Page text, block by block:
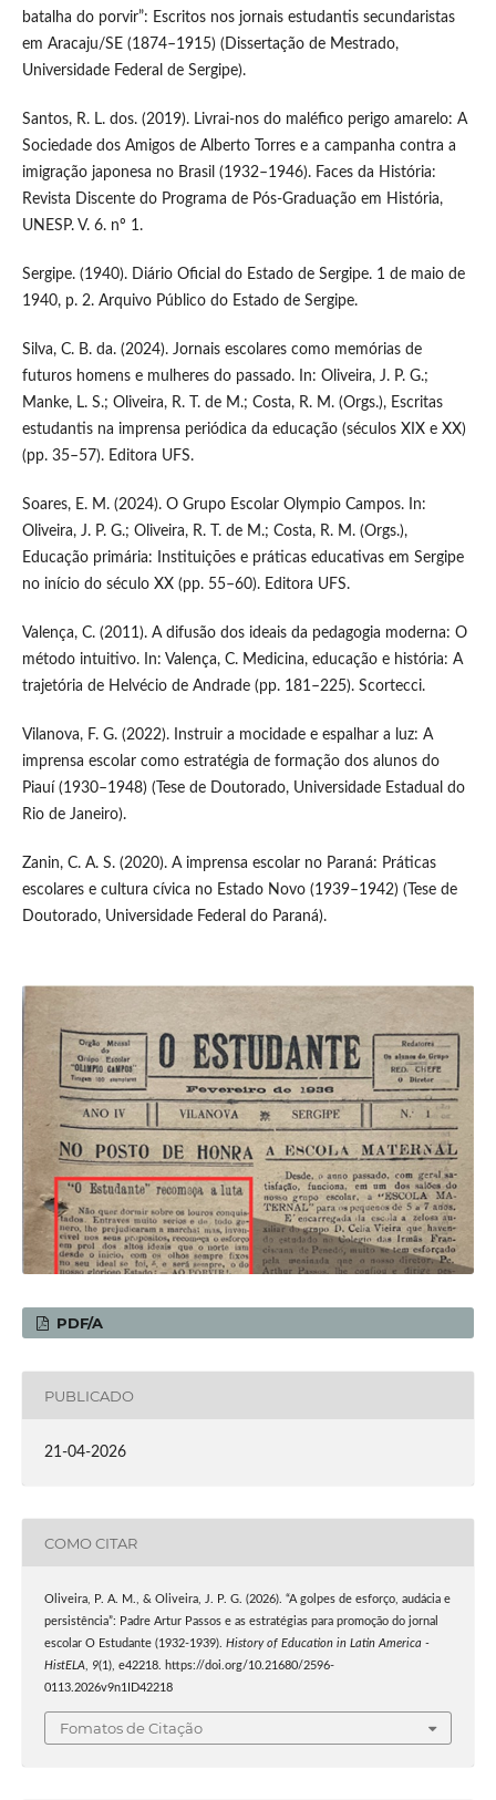
batalha do porvir”: Escritos nos jornais estudantis secundaristas
em Aracaju/SE (1874–1915) (Dissertação de Mestrado,
Universidade Federal de Sergipe).
Santos, R. L. dos. (2019). Livrai-nos do maléfico perigo amarelo: A
Sociedade dos Amigos de Alberto Torres e a campanha contra a
imigração japonesa no Brasil (1932–1946). Faces da História:
Revista Discente do Programa de Pós-Graduação em História,
UNESP. V. 6. nº 1.
Sergipe. (1940). Diário Oficial do Estado de Sergipe. 1 de maio de
1940, p. 2. Arquivo Público do Estado de Sergipe.
Silva, C. B. da. (2024). Jornais escolares como memórias de
futuros homens e mulheres do passado. In: Oliveira, J. P. G.;
Manke, L. S.; Oliveira, R. T. de M.; Costa, R. M. (Orgs.), Escritas
estudantis na imprensa periódica da educação (séculos XIX e XX)
(pp. 35–57). Editora UFS.
Soares, E. M. (2024). O Grupo Escolar Olympio Campos. In:
Oliveira, J. P. G.; Oliveira, R. T. de M.; Costa, R. M. (Orgs.),
Educação primária: Instituições e práticas educativas em Sergipe
no início do século XX (pp. 55–60). Editora UFS.
Valença, C. (2011). A difusão dos ideais da pedagogia moderna: O
método intuitivo. In: Valença, C. Medicina, educação e história: A
trajetória de Helvécio de Andrade (pp. 181–225). Scortecci.
Vilanova, F. G. (2022). Instruir a mocidade e espalhar a luz: A
imprensa escolar como estratégia de formação dos alunos do
Piauí (1930–1948) (Tese de Doutorado, Universidade Estadual do
Rio de Janeiro).
Zanin, C. A. S. (2020). A imprensa escolar no Paraná: Práticas
escolares e cultura cívica no Estado Novo (1939–1942) (Tese de
Doutorado, Universidade Federal do Paraná).
PDF/A
PUBLICADO
21-04-2026
COMO CITAR
Oliveira, P. A. M., & Oliveira, J. P. G. (2026). “A golpes de esforço, audácia e
persistência”: Padre Artur Passos e as estratégias para promoção do jornal
escolar O Estudante (1932-1939). History of Education in Latin America -
HistELA, 9(1), e42218. https://doi.org/10.21680/2596-
0113.2026v9n1ID42218
Fomatos de Citação